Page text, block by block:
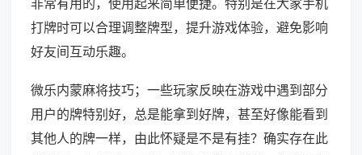
非常有用的，使用起来简单便捷。特别是在大家手机
打牌时可以合理调整牌型，提升游戏体验，避免影响
好友间互动乐趣。
微乐内蒙麻将技巧；一些玩家反映在游戏中遇到部分
用户的牌特别好，总是能拿到好牌，甚至好像能看到
其他人的牌一样，由此怀疑是不是有挂？确实存在此